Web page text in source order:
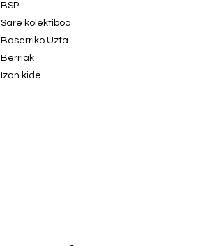
BSP
Sare kolektiboa
Baserriko Uzta
Berriak
Izan kide